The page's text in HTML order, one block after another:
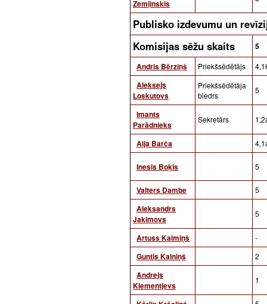
Zemļinskis
Publisko izdevumu un
Komisijas sēžu skaits
5
Andris Bērziņš
Priekšsēdētājs
Aleksejs
Loskutovs
Priekšsēdētāja
biedrs
5
Imants
Parādnieks
Sekretārs
Aija Barča
Inesis Boķis 5
Valters Dambe 5
Aleksandrs
Jakimovs
5
Artuss Kaimiņš -
Guntis Kalniņš 2
Andrejs
Klementjevs
1